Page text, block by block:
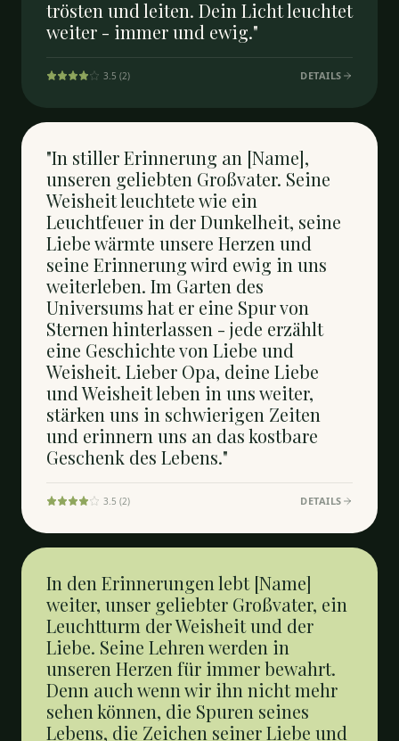
trösten und leiten. Dein Licht leuchtet
weiter - immer und ewig."
3.5 (2) DETAILS
"In stiller Erinnerung an [Name],
unseren geliebten Großvater. Seine
Weisheit leuchtete wie ein
Leuchtfeuer in der Dunkelheit, seine
Liebe wärmte unsere Herzen und
seine Erinnerung wird ewig in uns
weiterleben. Im Garten des
Universums hat er eine Spur von
Sternen hinterlassen - jede erzählt
eine Geschichte von Liebe und
Weisheit. Lieber Opa, deine Liebe
und Weisheit leben in uns weiter,
stärken uns in schwierigen Zeiten
und erinnern uns an das kostbare
Geschenk des Lebens."
3.5 (2) DETAILS
In den Erinnerungen lebt [Name]
weiter, unser geliebter Großvater, ein
Leuchtturm der Weisheit und der
Liebe. Seine Lehren werden in
unseren Herzen für immer bewahrt.
Denn auch wenn wir ihn nicht mehr
sehen können, die Spuren seines
Lebens, die Zeichen seiner Liebe und